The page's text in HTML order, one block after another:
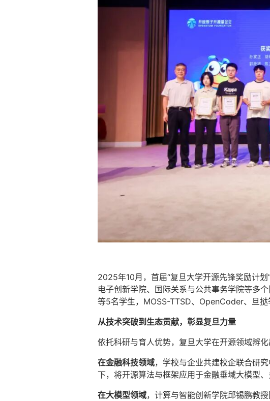
2025年10月，首届“复旦大学开源先锋奖励计
电子创新学院、国际关系与公共事务学院等多
等5名学生，MOSS-TTSD、OpenCoder、旦挞
从技术突破到生态贡献，彰显复旦力量
依托科研与育人优势，复旦大学在开源领域孵
在金融科技领域，学校与企业共建校企联合研
下，将开源算法与框架应用于金融垂域大模型
在大模型领域，计算与智能创新学院邱锡鹏教